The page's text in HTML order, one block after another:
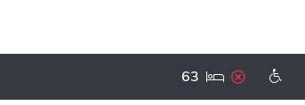
63